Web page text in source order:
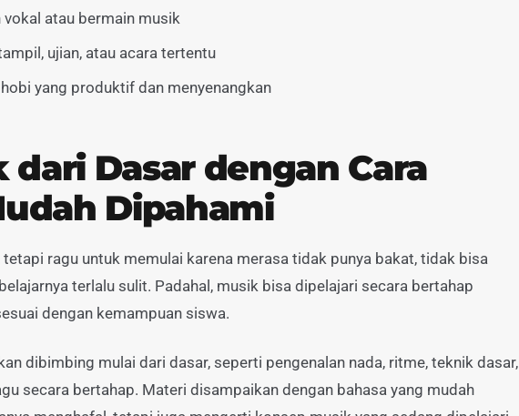
atau bermain musik
ujian, atau acara tertentu
yang produktif dan menyenangkan
dari Dasar dengan Cara
Dipahami
ragu untuk memulai karena merasa tidak punya bakat, tidak bisa
terlalu sulit. Padahal, musik bisa dipelajari secara bertahap
dengan kemampuan siswa.
dibimbing mulai dari dasar, seperti pengenalan nada, ritme, teknik dasar,
secara bertahap. Materi disampaikan dengan bahasa yang mudah